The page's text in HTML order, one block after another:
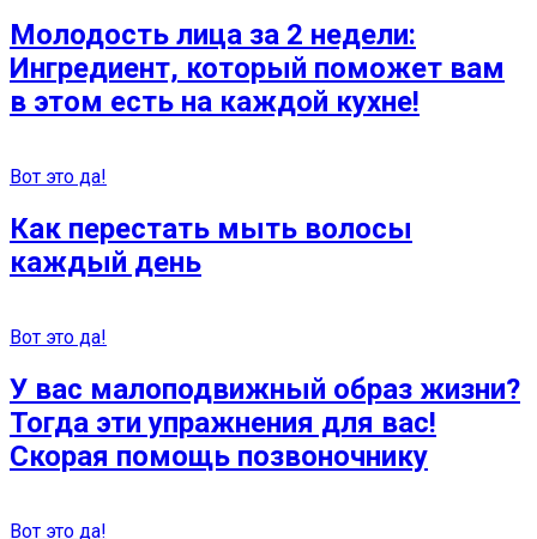
Молодость лица за 2 недели:
Ингредиент, который поможет вам
в этом есть на каждой кухне!
Вот это да!
Как перестать мыть волосы
каждый день
Вот это да!
У вас малоподвижный образ жизни?
Тогда эти упражнения для вас!
Скорая помощь позвоночнику
Вот это да!